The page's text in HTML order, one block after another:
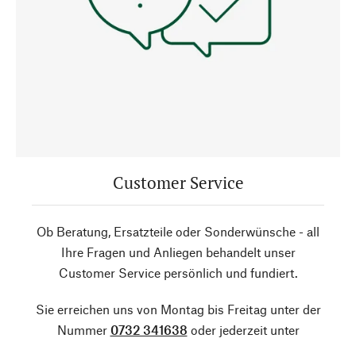
Customer Service
Ob Beratung, Ersatzteile oder Sonderwünsche - all
Ihre Fragen und Anliegen behandelt unser
Customer Service persönlich und fundiert.
Sie erreichen uns von Montag bis Freitag unter der
Nummer 0732 341638 oder jederzeit unter